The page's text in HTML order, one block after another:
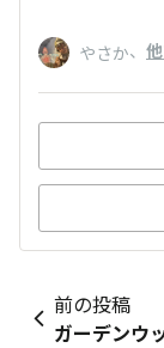
やさか、
前の投稿